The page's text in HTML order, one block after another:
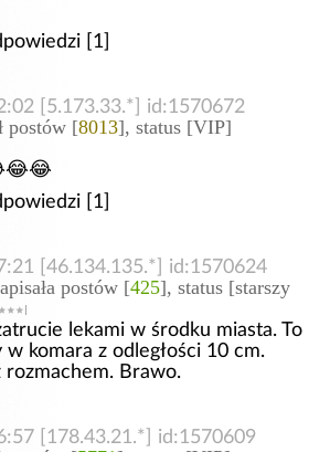
[1]
[5.173.33.*] id:1570672
postów [8013], status [VIP]
[1]
[46.134.135.*] id:1570624
postów [425], status [starszy
lekami w środku miasta. To
komara z odległości 10 cm.
Brawo.
[178.43.21.*] id:1570609